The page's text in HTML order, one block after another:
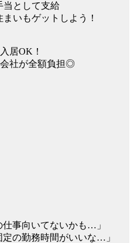
として支給
いもゲットしよう！
居OK！
社が全額負担◎
仕事向いてないかも…」
定の勤務時間がいいな…」